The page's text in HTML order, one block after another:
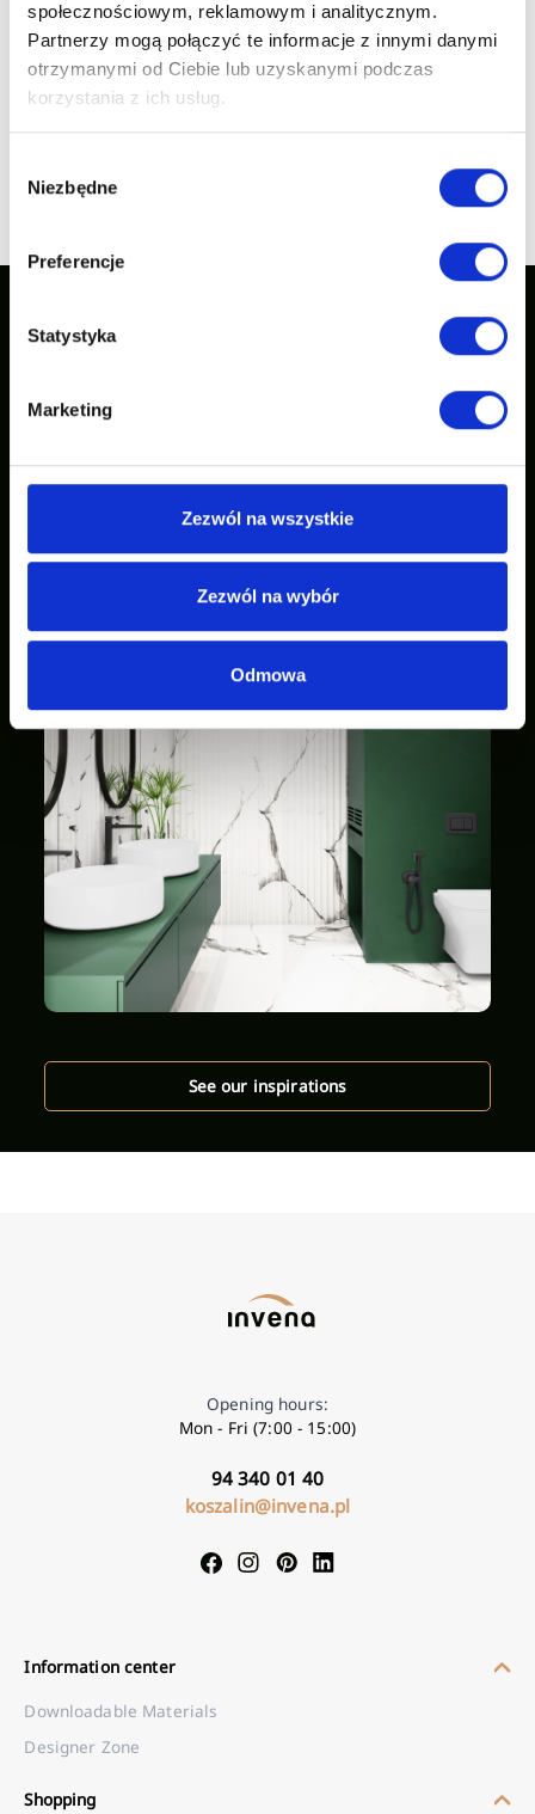
społecznościowym, reklamowym i analitycznym.
Partnerzy mogą połączyć te informacje z innymi danymi
otrzymanymi od Ciebie lub uzyskanymi podczas
korzystania z ich usług.
zgody
Niezbędne
Preferencje
Statystyka
Marketing
Zezwól na wszystkie
Zezwól na wybór
Odmowa
SHOWER SET DARK
page
next page
See our inspirations
Opening hours:
Mon - Fri (7:00 - 15:00)
94 340 01 40
koszalin@invena.pl
Information center
Downloadable Materials
Designer Zone
Shopping